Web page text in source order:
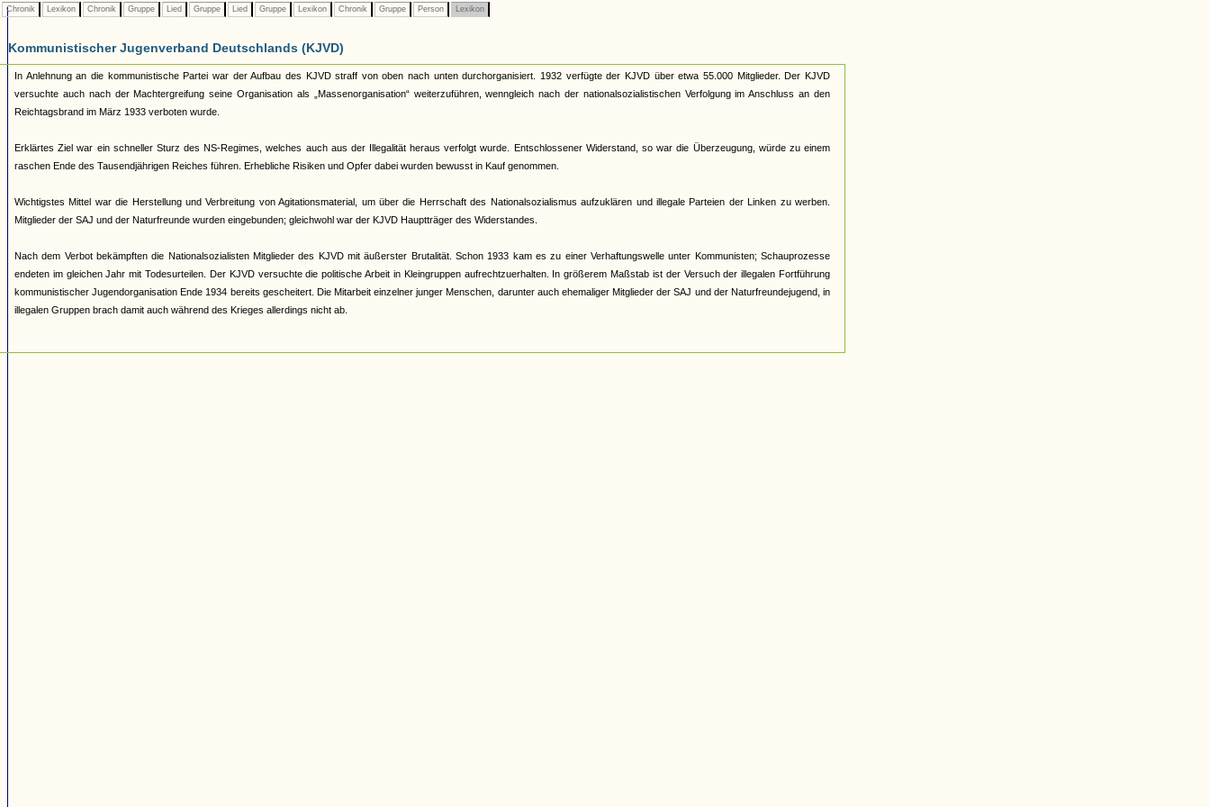
Chronik Lexikon Chronik Gruppe Lied Gruppe Lied Gruppe Lexikon Chronik Gruppe Person Lexikon
Kommunistischer Jugenverband Deutschlands (KJVD)
In Anlehnung an die kommunistische Partei war der Aufbau des KJVD straff von oben nach unten durchorganisiert. 1932 verfügte der KJVD über etwa 55.000 Mitglieder. Der KJVD
versuchte auch nach der Machtergreifung seine Organisation als „Massenorganisation“ weiterzuführen, wenngleich nach der nationalsozialistischen Verfolgung im Anschluss an den
Reichtagsbrand im März 1933 verboten wurde.
Erklärtes Ziel war ein schneller Sturz des NS-Regimes, welches auch aus der Illegalität heraus verfolgt wurde. Entschlossener Widerstand, so war die Überzeugung, würde zu einem
raschen Ende des Tausendjährigen Reiches führen. Erhebliche Risiken und Opfer dabei wurden bewusst in Kauf genommen.
Wichtigstes Mittel war die Herstellung und Verbreitung von Agitationsmaterial, um über die Herrschaft des Nationalsozialismus aufzuklären und illegale Parteien der Linken zu werben.
Mitglieder der SAJ und der Naturfreunde wurden eingebunden; gleichwohl war der KJVD Hauptträger des Widerstandes.
Nach dem Verbot bekämpften die Nationalsozialisten Mitglieder des KJVD mit äußerster Brutalität. Schon 1933 kam es zu einer Verhaftungswelle unter Kommunisten; Schauprozesse
endeten im gleichen Jahr mit Todesurteilen. Der KJVD versuchte die politische Arbeit in Kleingruppen aufrechtzuerhalten. In größerem Maßstab ist der Versuch der illegalen Fortführung
kommunistischer Jugendorganisation Ende 1934 bereits gescheitert. Die Mitarbeit einzelner junger Menschen, darunter auch ehemaliger Mitglieder der SAJ und der Naturfreundejugend, in
illegalen Gruppen brach damit auch während des Krieges allerdings nicht ab.